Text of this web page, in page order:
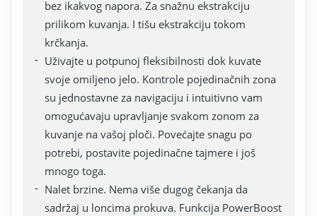
bez ikakvog napora. Za snažnu ekstrakciju
prilikom kuvanja. I tišu ekstrakciju tokom
krčkanja.
Uživajte u potpunoj fleksibilnosti dok kuvate
svoje omiljeno jelo. Kontrole pojedinačnih zona
su jednostavne za navigaciju i intuitivno vam
omogućavaju upravljanje svakom zonom za
kuvanje na vašoj ploči. Povećajte snagu po
potrebi, postavite pojedinačne tajmere i još
mnogo toga.
Nalet brzine. Nema više dugog čekanja da
sadržaj u loncima prokuva. Funkcija PowerBoost